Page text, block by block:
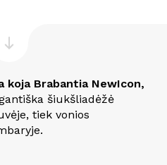
koja Brabantia NewIcon,
šiukšliadėžė
tiek vonios